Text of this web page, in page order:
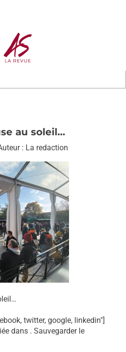
au soleil…
: La redaction
twitter, google, linkedin"]
dans . Sauvegarder le